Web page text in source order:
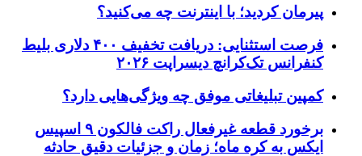
پیرمان کردید؛ با اینترنت چه می‌کنید؟
فرصت استثنایی: دریافت تخفیف ۴۰۰ دلاری بلیط
کنفرانس تک‌کرانچ دیسراپت ۲۰۲۶
کمپین تبلیغاتی موفق چه ویژگی‌هایی دارد؟
برخورد قطعه غیرفعال راکت فالکون ۹ اسپیس
ایکس به کره ماه؛ زمان و جزئیات دقیق حادثه